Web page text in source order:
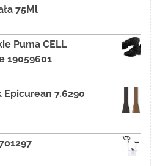
75Ml
Puma CELL
19059601
7.6290